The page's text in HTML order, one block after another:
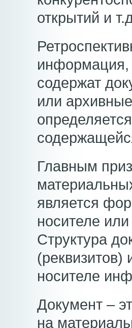
открытий и
информация,
содержат
или
Главным
является
носителе
Структура
(реквизитов)
носителе
Документ –
на